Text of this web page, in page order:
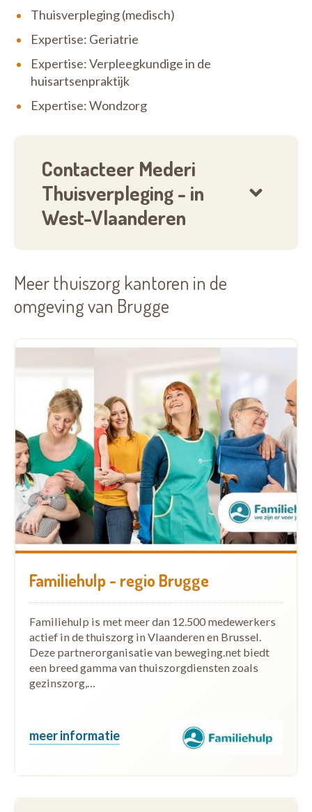
Neem gerust contact op. Wij helpen jou graag
Thuisverpleging (medisch)
Expertise: Geriatrie
Expertise: Verpleegkundige in de
huisartsenpraktijk
Expertise: Wondzorg
Contacteer Mederi
Thuisverpleging - in
West-Vlaanderen
Meer thuiszorg kantoren in de
omgeving van Brugge
Familiehulp - regio Brugge
Familiehulp is met meer dan 12.500 medewerkers
actief in de thuiszorg in Vlaanderen en Brussel.
Deze partnerorganisatie van beweging.net biedt
een breed gamma van thuiszorgdiensten zoals
gezinszorg,…
meer informatie